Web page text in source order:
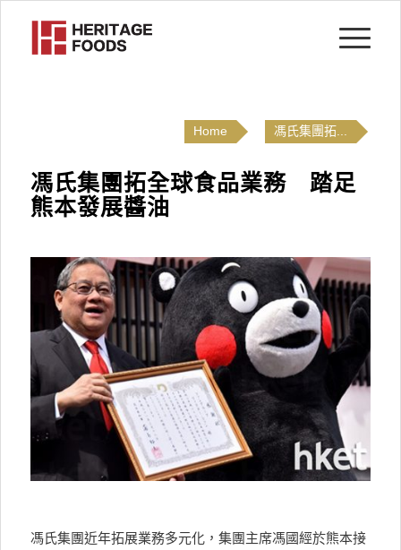
Home 馮氏集團拓...
馮氏集團拓全球食品業務 踏足
熊本發展醬油
馮氏集團近年拓展業務多元化，集團主席馮國經於熊本接